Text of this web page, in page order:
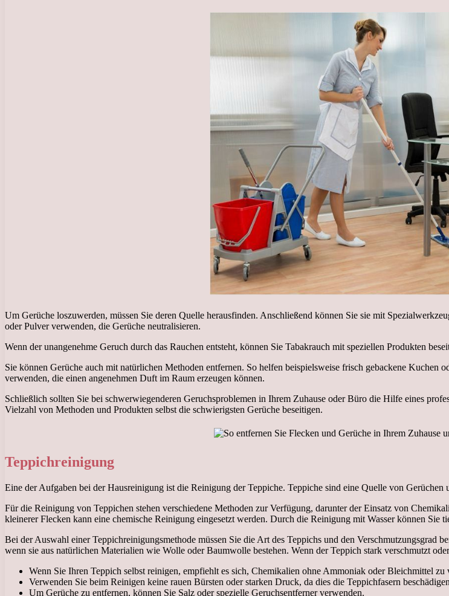
Um Gerüche loszuwerden, müssen Sie deren Quelle herausfinden. Anschließend können Sie sie mit
oder Pulver verwenden, die Gerüche neutralisieren.
Wenn der unangenehme Geruch durch das Rauchen entsteht, können Sie Tabakrauch mit speziellen Produkten
Sie können Gerüche auch mit natürlichen Methoden entfernen. So helfen beispielsweise frisch gebackene
verwenden, die einen angenehmen Duft im Raum erzeugen können.
Schließlich sollten Sie bei schwerwiegenderen Geruchsproblemen in Ihrem Zuhause oder Büro die Hilfe eines
Vielzahl von Methoden und Produkten selbst die schwierigsten Gerüche beseitigen.
Teppichreinigung
Eine der Aufgaben bei der Hausreinigung ist die Reinigung der Teppiche. Teppiche sind eine Quelle von
Für die Reinigung von Teppichen stehen verschiedene Methoden zur Verfügung, darunter der Einsatz von
kleinerer Flecken kann eine chemische Reinigung eingesetzt werden. Durch die Reinigung mit Wasser können
Bei der Auswahl einer Teppichreinigungsmethode müssen Sie die Art des Teppichs und den Verschmutzungsgrad
wenn sie aus natürlichen Materialien wie Wolle oder Baumwolle bestehen. Wenn der Teppich stark verschmutzt
Wenn Sie Ihren Teppich selbst reinigen, empfiehlt es sich, Chemikalien ohne Ammoniak oder Bleichmittel zu
Verwenden Sie beim Reinigen keine rauen Bürsten oder starken Druck, da dies die Teppichfasern
Um Gerüche zu entfernen, können Sie Salz oder spezielle Geruchsentferner verwenden.